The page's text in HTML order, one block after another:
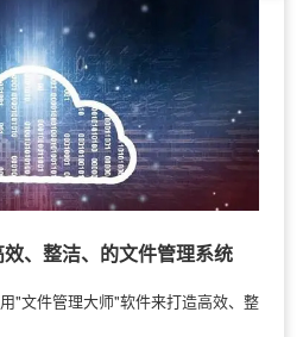
、整洁、的文件管理系统
"文件管理大师"软件来打造高效、整